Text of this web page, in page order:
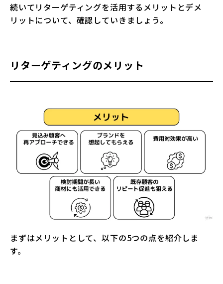
続いてリターゲティングを活用するメリットとデメ
リットについて、確認していきましょう。
リターゲティングのメリット
まずはメリットとして、以下の5つの点を紹介しま
す。